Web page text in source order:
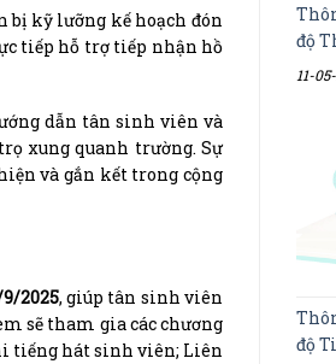
kỹ lưỡng kế hoạch đón
tiếp hỗ trợ tiếp nhận hồ
dẫn tân sinh viên và
xung quanh trường. Sự
và gắn kết trong cộng
2025, giúp tân sinh viên
sẽ tham gia các chương
tiếng hát sinh viên; Liên
độ
11-
độ